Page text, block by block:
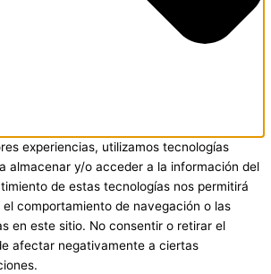
experiencias, utilizamos tecnologías
almacenar y/o acceder a la información del
de estas tecnologías nos permitirá
comportamiento de navegación o las
en este sitio. No consentir o retirar el
afectar negativamente a ciertas